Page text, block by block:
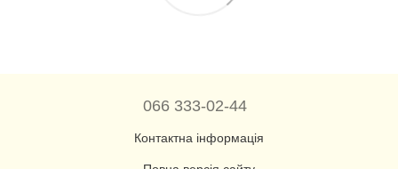
066 333-02-44
Контактна інформація